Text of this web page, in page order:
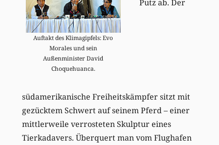
Auftakt des Klimagipfels: Evo
Morales und sein
Außenminister David
Choquehuanca.
Putz ab. Der
südamerikanische Freiheitskämpfer sitzt mit
gezücktem Schwert auf seinem Pferd – einer
mittlerweile verrosteten Skulptur eines
Tierkadavers. Überquert man vom Flughafen